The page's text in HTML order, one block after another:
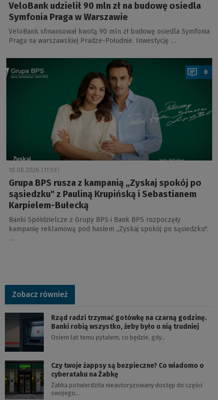
VeloBank udzielił 90 mln zł na budowę osiedla
Symfonia Praga w Warszawie
VeloBank sfinansował kwotą 90 mln zł budowę osiedla Symfonia
Praga na warszawskiej Pradze-Południe. Inwestycję …
a
0
10.08.2026 (11:59)
Grupa BPS rusza z kampanią „Zyskaj spokój po
sąsiedzku" z Pauliną Krupińską i Sebastianem
Karpielem-Bułecką
Banki Spółdzielcze z Grupy BPS i Bank BPS rozpoczęły
kampanię reklamową pod hasłem „Zyskaj spokój po sąsiedzku".
…
Zobacz również
Rząd radzi trzymać gotówkę na czarną godzinę.
Banki robią wszystko, żeby było o nią trudniej
Osiem lat temu pytałem, co będzie, gdy…
Czy twoje żappsy są bezpieczne? Co wiadomo o
cyberataku na Żabkę
Żabka potwierdziła nieautoryzowany dostęp do części
swojego…